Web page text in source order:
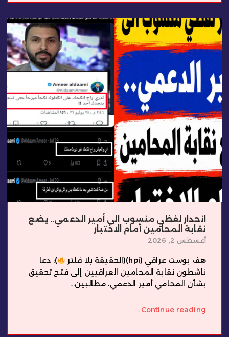
انحدار لفظي منسوب الى أمير الدعمي.. يضع
نقابة المحامين أمام الاختبار
أغسطس 2, 2026
هف بوست عراقي (hpi)(الحقيقة بلا فلتر
): دعا
ناشطون نقابة المحامين العراقيين إلى فتح تحقيق
بشأن المحامي أمير الدعمي، مطالبين...
Continue reading
→